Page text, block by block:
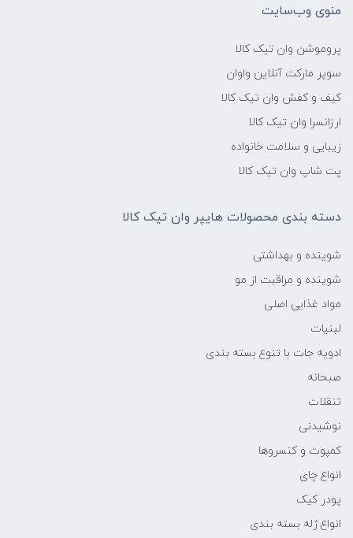
منوی وب‌سایت
پروموشن وان تیک کالا
سوپر مارکت آنلاین واوان
کیف و کفش وان تیک کالا
ارزانسرا وان تیک کالا
زیبایی و سلامت خانواده
پت شاپ وان تیک کالا
دسته بندی محصولات هایپر وان تیک کالا
شوینده و بهداشتی
شوینده و مراقبت از مو
مواد غذایی اصلی
لبنیات
ادویه جات با تنوع بسته بندی
صبحانه
تنقلات
نوشیدنی
کمپوت و کنسروها
انواع چای
پودر کیک
انواع ژله بسته بندی